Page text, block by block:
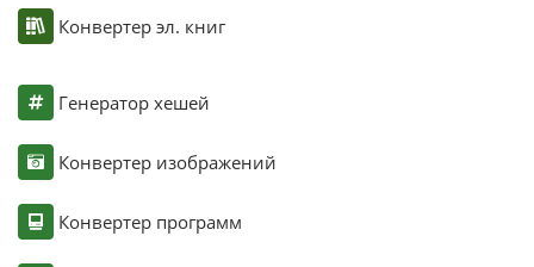
Конвертер эл. книг
Генератор хешей
Конвертер изображений
Конвертер программ